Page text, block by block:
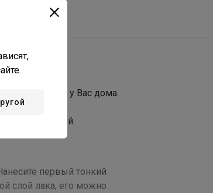
маникюр у Вас дома.
покрытия.
в один слой.
первый тонкий
слой лака, его можно